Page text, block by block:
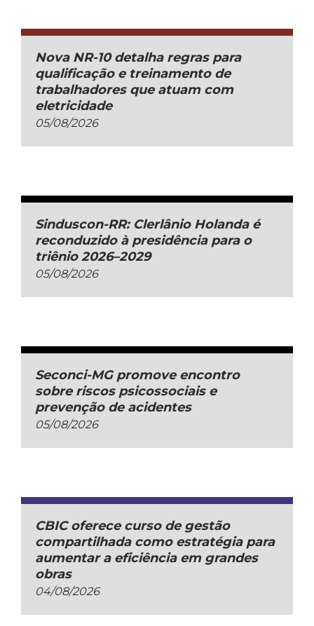
Nova NR-10 detalha regras para
qualificação e treinamento de
trabalhadores que atuam com
eletricidade
05/08/2026
Sinduscon-RR: Clerlânio Holanda é
reconduzido à presidência para o
triênio 2026–2029
05/08/2026
Seconci-MG promove encontro
sobre riscos psicossociais e
prevenção de acidentes
05/08/2026
CBIC oferece curso de gestão
compartilhada como estratégia para
aumentar a eficiência em grandes
obras
04/08/2026